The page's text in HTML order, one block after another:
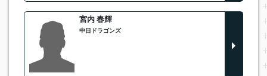
宮内 春輝
中日ドラゴンズ